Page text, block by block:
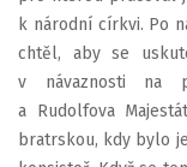
k národní církvi. Po
chtěl, aby se
v návaznosti na
a Rudolfova
bratrskou, kdy bylo